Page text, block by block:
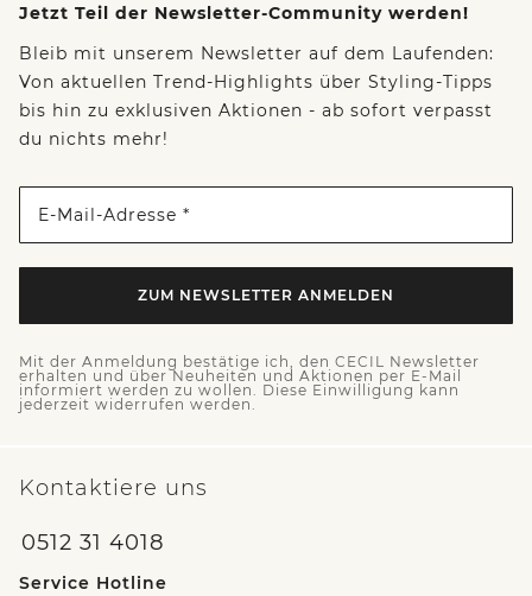
Jetzt Teil der Newsletter-Community werden!
Bleib mit unserem Newsletter auf dem Laufenden:
Von aktuellen Trend-Highlights über Styling-Tipps
bis hin zu exklusiven Aktionen - ab sofort verpasst
du nichts mehr!
E-Mail-Adresse *
ZUM NEWSLETTER ANMELDEN
Mit der Anmeldung bestätige ich, den CECIL Newsletter
erhalten und über Neuheiten und Aktionen per E-Mail
informiert werden zu wollen. Diese Einwilligung kann
jederzeit widerrufen werden.
Kontaktiere uns
0512 31 4018
Service Hotline